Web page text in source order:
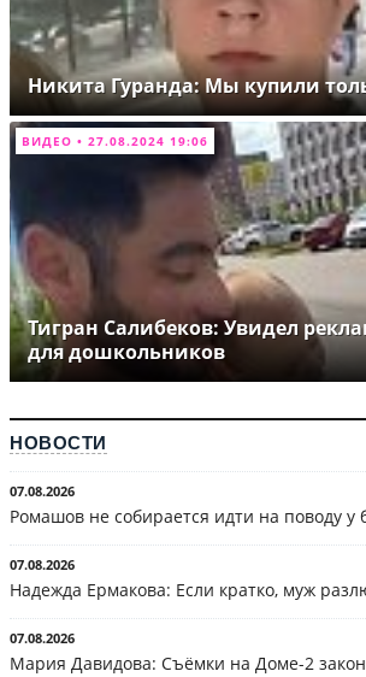
Никита Гуранда: Мы купили
ВИДЕО • 27.08.2024 19:06
Тигран Салибеков: Увидел
для дошкольников
НОВОСТИ
07.08.2026
Ромашов не собирается идти на поводу
07.08.2026
Надежда Ермакова: Если кратко, муж
07.08.2026
Мария Давидова: Съёмки на Доме-2